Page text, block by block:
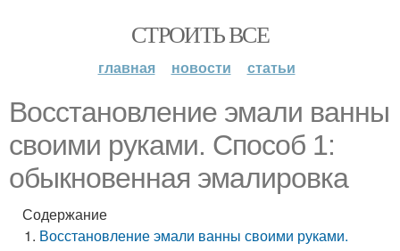
СТРОИТЬ ВСЕ
главная новости статьи
Восстановление эмали ванны
своими руками. Способ 1:
обыкновенная эмалировка
Содержание
Восстановление эмали ванны своими руками.